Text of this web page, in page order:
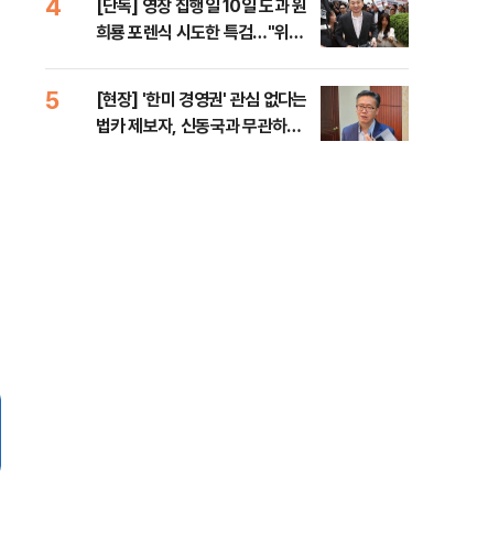
[단독] 영장 집행일 10일 도과 원
희룡 포렌식 시도한 특검…"위법
5
[현장] '한미 경영권' 관심 없다는
법카 제보자, 신동국과 무관하다